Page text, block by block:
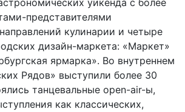
уикенда с более
представителями
кулинарии и четыре
дизайн-маркета: «Маркет»
ярмарка». Во внутреннем
Рядов» выступили более 30
танцевальные open-air-ы,
как классических,